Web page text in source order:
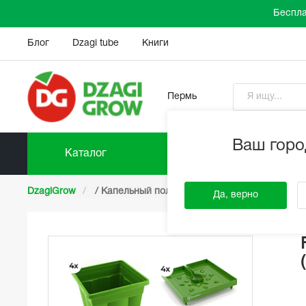
Блог Dzagi tube Книги
Пермь
Ваш
Да, верно
Каталог Прайс-
DzagiGrow / Капельный полив FloraFlex